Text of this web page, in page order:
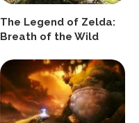
The Legend of Zelda:
Breath of the Wild